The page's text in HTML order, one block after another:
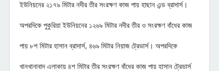
ইউনিয়নের ২১৭৯ মিটার নদীর তীর সংরক্ষণ কাজ পায় হাছান এন্ড ব্রাদার্স।
অপরদিকে পুকুরিয়া ইউনিয়নের ১২৬৯ মিটার নদীর তীর ও সংরক্ষণ বাঁধের কাজ
পায় ৮শ মিটার হাসান ব্রাদার্স, ৪৬৯ মিটার নিয়াজ ট্রেডার্স। অপরদিকে
খানখানাবাদ এলাকায় ৪শ মিটার তীর সংরক্ষণ বাঁধের কাজ পায় হাসান ট্রেডার্স